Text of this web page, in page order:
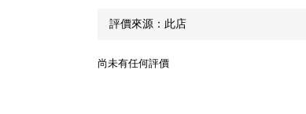
尚未有任何評價